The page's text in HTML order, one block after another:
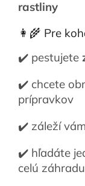
rastliny
👩‍🌾 Pre
✔️ pestujete
✔️ chcete
prípravkov
✔️ záleží
✔️ hľadáte
celú záhradu